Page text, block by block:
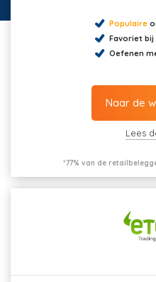
Populaire
Favoriet bij
Oefenen
Naar de
Lees
*77% van de